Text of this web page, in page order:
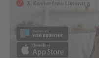
3. Kostenfreie Lieferung